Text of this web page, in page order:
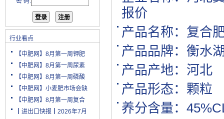
行业看点
【中肥网】8月第一周钾肥
【中肥网】8月第一周尿素
【中肥网】8月第一周磷酸
【中肥网】小麦肥市场会缺
【中肥网】8月第一周复合
┃进出口快报┃2026年7月
报价
产品名称：复合
产品品牌：衡水
产品产地：河北
产品形态：颗粒
养分含量：